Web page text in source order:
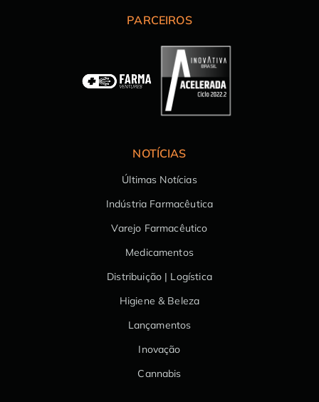
PARCEIROS
NOTÍCIAS
Últimas Notícias
Indústria Farmacêutica
Varejo Farmacêutico
Medicamentos
Distribuição | Logística
Higiene & Beleza
Lançamentos
Inovação
Cannabis